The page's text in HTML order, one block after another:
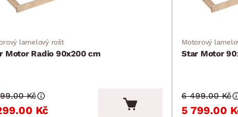
lamelový rošt
Motor Radio 90x200 cm
Kč
Kč
Motorový
Star Motor
5 799.00
6 499.00 Kč